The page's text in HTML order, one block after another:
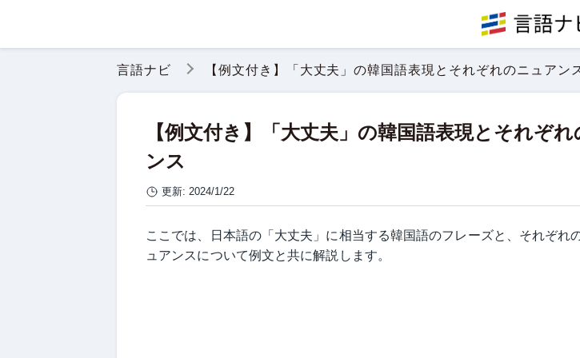
言語ナビ 【例文付き】「大丈夫」の韓国語表現とそれぞれのニュアン
【例文付き】「大丈夫」の韓国語表現とそれぞ
ンス
更新: 2024/1/22
ここでは、日本語の「大丈夫」に相当する韓国語のフレーズと、それぞれ
ュアンスについて例文と共に解説します。